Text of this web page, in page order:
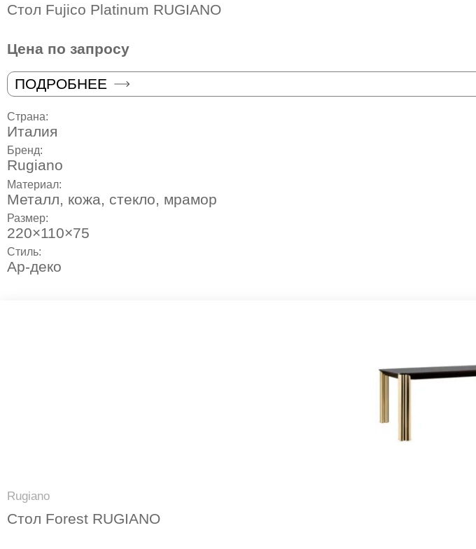
Стол Fujico Platinum RUGIANO
Цена по запросу
ПОДРОБНЕЕ
Страна:
Италия
Бренд:
Rugiano
Материал:
Металл, кожа, стекло, мрамор
Размер:
220×110×75
Стиль:
Ар-деко
Rugiano
Стол Forest RUGIANO